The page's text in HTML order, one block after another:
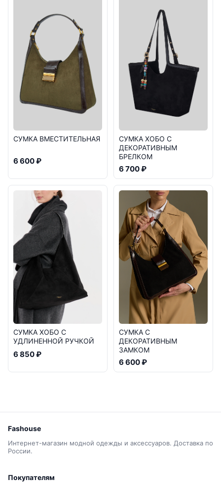
СУМКА ВМЕСТИТЕЛЬНАЯ
6 600 ₽
СУМКА ХОБО С
ДЕКОРАТИВНЫМ
БРЕЛКОМ
6 700 ₽
СУМКА ХОБО С
УДЛИНЕННОЙ РУЧКОЙ
6 850 ₽
СУМКА С
ДЕКОРАТИВНЫМ
ЗАМКОМ
6 600 ₽
Fashouse
Интернет-магазин модной одежды и аксессуаров. Доставка по
России.
Покупателям